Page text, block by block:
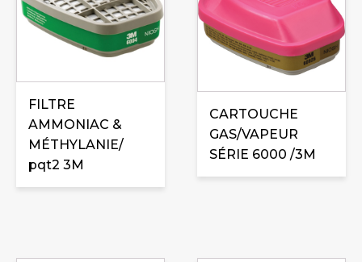
FILTRE
AMMONIAC &
MÉTHYLANIE/
pqt2 3M
CARTOUCHE
GAS/VAPEUR
SÉRIE 6000 /3M